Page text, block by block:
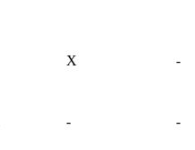
X -
- -